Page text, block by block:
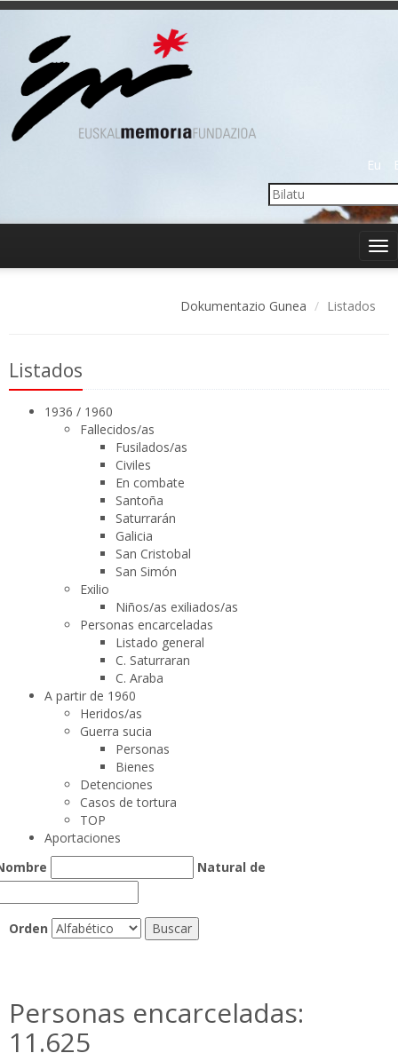
Eu
Dokumentazio Gunea Listados
Listados
1936 / 1960
Fallecidos/as
Fusilados/as
Civiles
En combate
Santoña
Saturrarán
Galicia
San Cristobal
San Simón
Exilio
Niños/as exiliados/as
Personas encarceladas
Listado general
C. Saturraran
C. Araba
A partir de 1960
Heridos/as
Guerra sucia
Personas
Bienes
Detenciones
Casos de tortura
TOP
Aportaciones
Natural de
Orden
Personas encarceladas:
11.625